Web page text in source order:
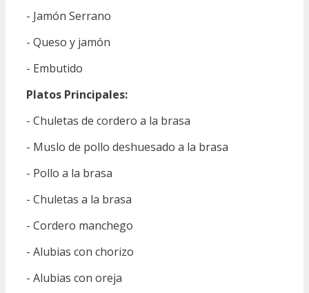
- Jamón Serrano
- Queso y jamón
- Embutido
Platos Principales:
- Chuletas de cordero a la brasa
- Muslo de pollo deshuesado a la brasa
- Pollo a la brasa
- Chuletas a la brasa
- Cordero manchego
- Alubias con chorizo
- Alubias con oreja